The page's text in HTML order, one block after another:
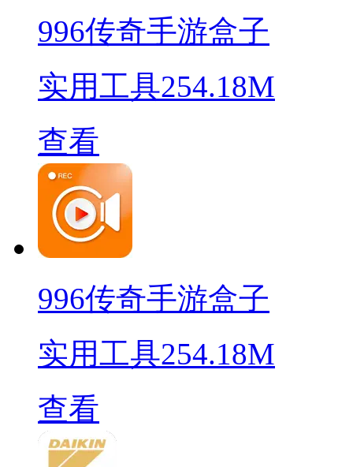
996传奇手游盒子
实用工具254.18M
查看
996传奇手游盒子
实用工具254.18M
查看